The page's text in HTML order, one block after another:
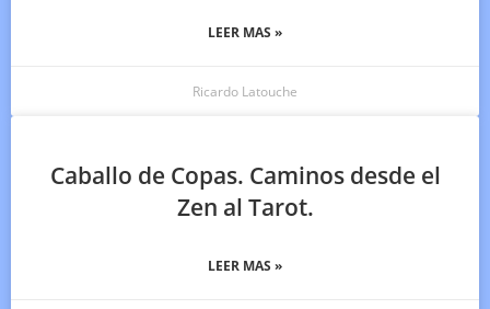
LEER MAS »
Ricardo Latouche
Caballo de Copas. Caminos desde el
Zen al Tarot.
LEER MAS »